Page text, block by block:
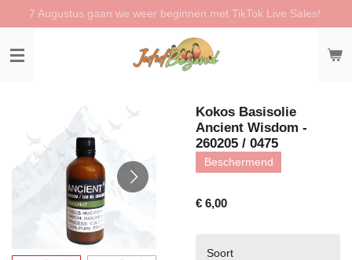
direct
naar
de
7 Augustus gaan we weer beginnen met TikTok Live Sales!.
Kokos Basisolie
Ancient Wisdom -
260205 / 0475
Beschermend
€ 6,00
Soort